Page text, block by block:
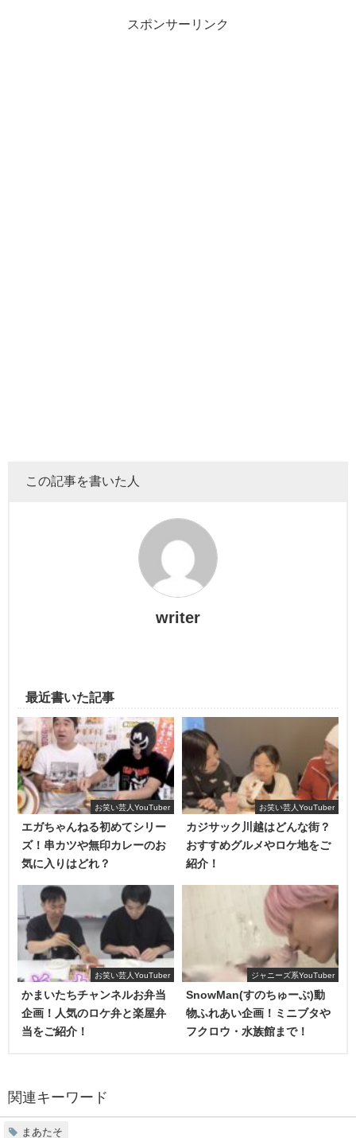
ています。
その人気はとどまることを知りません。
整形級のメイク動画が海外でも話題になるほどメイクが上
また、若者に人気のYouTuberのスカイピースと
可愛すぎるYouTuberとして話題のかすちゃんとの
コラボである 青春☆しゅわしゅわクラブ というグループで
スポンサーリンク
この記事を書いた人
writer
最近書いた記事
お笑い芸人YouTuber
エガちゃんねる初めてシリー
ズ！串カツや無印カレーのお
気に入りはどれ？
お笑い芸人YouTuber
カジサック川越はどんな街？
おすすめグルメやロケ地をご
紹介！
お笑い芸人YouTuber
かまいたちチャンネルお弁当
企画！人気のロケ弁と楽屋弁
当をご紹介！
ジャニーズ系YouTuber
SnowMan(すのちゅーぶ)動
物ふれあい企画！ミニブタや
フクロウ・水族館まで！
関連キーワード
まあたそ